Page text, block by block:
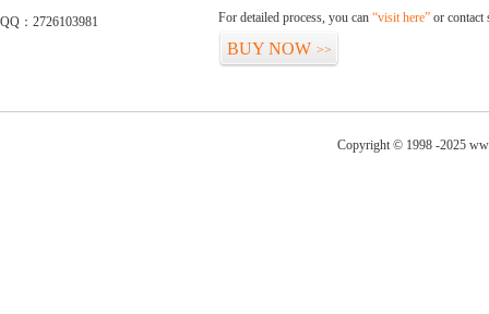
QQ：2726103981
For detailed process, you can “visit here” or contact
BUY NOW >>
Copyright © 1998 -2025